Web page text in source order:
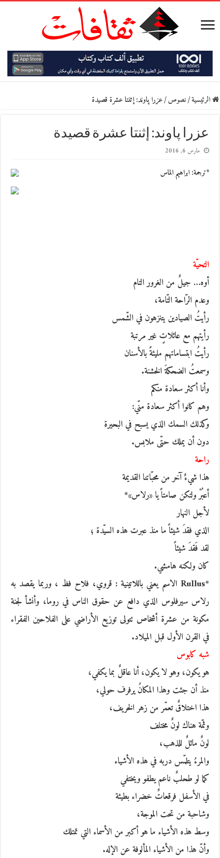
الرئيسية/نصوص/عزرا پاوند: إثنتا عشرة قصيدة
عزرا پاوند: إثنتا عشرة قصيدة
مارس 6, 2016
*ترجمة: ابراهيم الماس
التحيّة
أوه… جيلٌ من الغرور التام
وعدم الرّاحة التّامة،
رأيتُ الصيادين يتنزهون في الشّمس
رأيتهم مع عائلاتٍ غير مرتبة
رأيتُ ابتساماتهم مليئةً بالأسنان
وسمعتُ الضحكةَ الخشنة.
وأنا أكثر سعادة منكم
وهم كانوا أكثر سعادة منّي:
وكذلك السمك الذي يسبح في البحيرة
دون أن يملك حتّى ملابس.
راحة
هذا شيءٌ آخر من محبّاتنا القديمة
أعبُرْ ولتكن صامتاً يا «رلاس»*
لأجل النهار
الذي فقدَ شيئاً ما منذ عبرت هذه السيّدة ؛
لقد فَقدَ شيئاً
كان ولكنه هامشي.
*Rullus الاسم يعني باللاتينية : قروي، فلاح فظ ، وربما يقصد به
رلاس سيرفلوس الذي دافع عن حقوق الناس في روما، وأنشأ لجنة
مكونة من عشرة أشخاص تتولى توزيع الأراضي على الفلاحين الفقراء
في القرن الأول قبل الميلاد.
شبه كابوس
هو يكون، وهو لا يكون، أنا عاقلٌ بما يكفي،
منذ أن جئت وهذا المكانُ يرفرف حولي،
هذا اختلاقٌ تعمّر من زهر الخريف،
وثمّة هناك لونٌ مختلف
لونٌ مائلٌ للذهب،
والمرءُ يتلمّس دربه في هذه الأشياء
كما لو طحلبٌ ناعم يطفو ويختفي
في الأسفل فرقعاتٌ خضراء بطيئة
وشاحبة من تحت الموجة،
وسط هذه الأشياء ما هو أكبر من الأسماء التي تمتلك
وأنّ هذا من الأشياء المألوفة عن الإله.